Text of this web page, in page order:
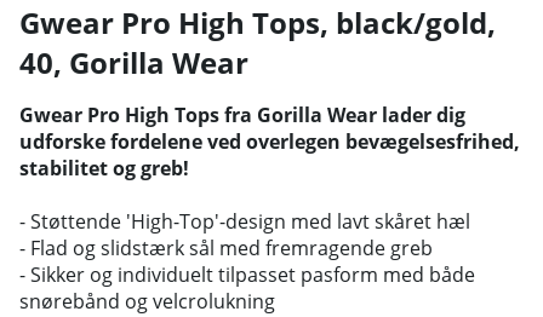
Gwear Pro High Tops, black/gold,
40, Gorilla Wear
Gwear Pro High Tops fra Gorilla Wear lader dig
udforske fordelene ved overlegen bevægelsesfrihed,
stabilitet og greb!
- Støttende 'High-Top'-design med lavt skåret hæl
- Flad og slidstærk sål med fremragende greb
- Sikker og individuelt tilpasset pasform med både
snørebånd og velcrolukning